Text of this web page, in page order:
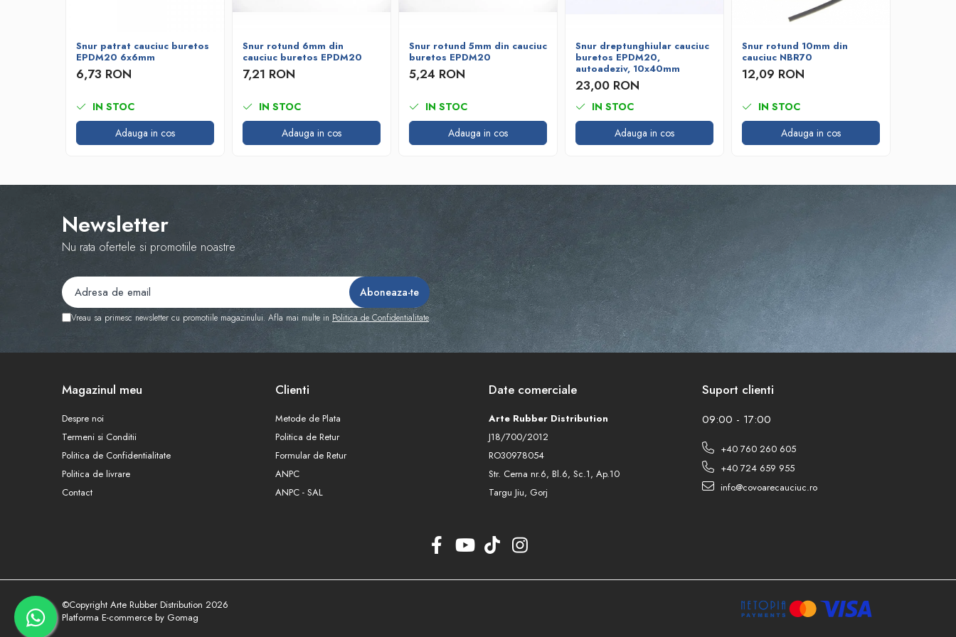
Produse Siguranta Traficului
Stalpi pietonali
Conuri reflectorizante
Limitatore de viteza
Covorase de intrare
Promotii
Snur patrat cauciuc buretos
EPDM20 6x6mm
6,73 RON
IN STOC
Adauga in cos
Snur rotund 6mm din
cauciuc buretos EPDM20
7,21 RON
IN STOC
Adauga in cos
Snur rotund 5mm din cauciuc
buretos EPDM20
5,24 RON
IN STOC
Adauga in cos
Snur dreptunghiular cauciuc
buretos EPDM20,
autoadeziv, 10x40mm
23,00 RON
IN STOC
Adauga in cos
Snur rotund 10mm din
cauciuc NBR70
12,09 RON
IN STOC
Adauga in cos
Newsletter
Nu rata ofertele si promotiile noastre
Vreau sa primesc newsletter cu promotiile magazinului. Afla mai multe in Politica de Confidentialitate
Magazinul meu
Despre noi
Termeni si Conditii
Politica de Confidentialitate
Politica de livrare
Contact
Clienti
Metode de Plata
Politica de Retur
Formular de Retur
ANPC
ANPC - SAL
Date comerciale
Arte Rubber Distribution
J18/700/2012
RO30978054
Str. Cerna nr.6, Bl.6, Sc.1, Ap.10
Targu Jiu, Gorj
Suport clienti
09:00 - 17:00
+40 760 260 605
+40 724 659 955
info@covoarecauciuc.ro
©Copyright Arte Rubber Distribution 2026
Platforma E-commerce by Gomag